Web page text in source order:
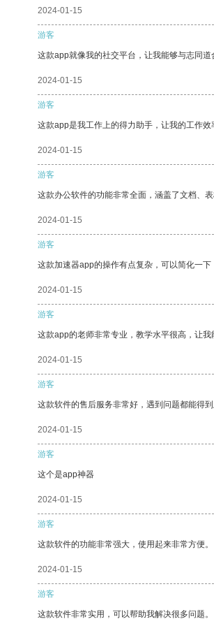
2024-01-15
游客
这款app就像我的社交平台，让我能够与志同道
2024-01-15
游客
这款app是我工作上的得力助手，让我的工作
2024-01-15
游客
这款办公软件的功能非常全面，涵盖了文档、
2024-01-15
游客
这款加速器app的操作有点复杂，可以简化一下
2024-01-15
游客
这款app的老师非常专业，教学水平很高，让我
2024-01-15
游客
这款软件的售后服务非常好，遇到问题都能得到
2024-01-15
游客
这个是app神器
2024-01-15
游客
这款软件的功能非常强大，使用起来非常方便。
2024-01-15
游客
这款软件非常实用，可以帮助我解决很多问题。